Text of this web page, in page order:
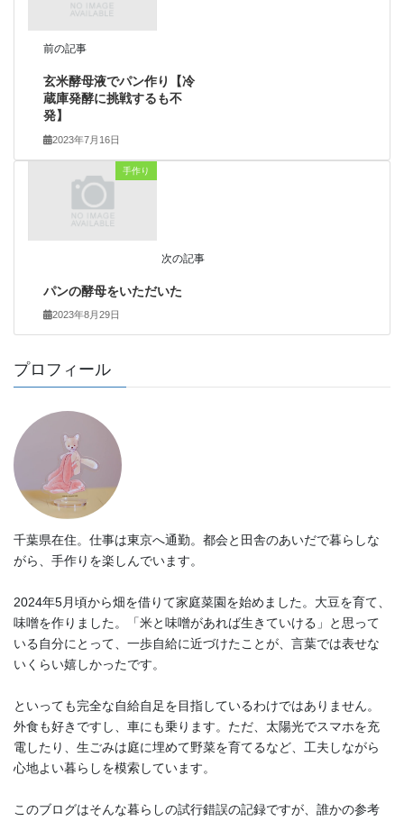
前の記事
玄米酵母液でパン作り【冷
蔵庫発酵に挑戦するも不
発】
2023年7月16日
手作り
次の記事
パンの酵母をいただいた
2023年8月29日
プロフィール
千葉県在住。仕事は東京へ通勤。都会と田舎のあいだで暮らしな
がら、手作りを楽しんでいます。
2024年5月頃から畑を借りて家庭菜園を始めました。大豆を育て、
味噌を作りました。「米と味噌があれば生きていける」と思って
いる自分にとって、一歩自給に近づけたことが、言葉では表せな
いくらい嬉しかったです。
といっても完全な自給自足を目指しているわけではありません。
外食も好きですし、車にも乗ります。ただ、太陽光でスマホを充
電したり、生ごみは庭に埋めて野菜を育てるなど、工夫しながら
心地よい暮らしを模索しています。
このブログはそんな暮らしの試行錯誤の記録ですが、誰かの参考